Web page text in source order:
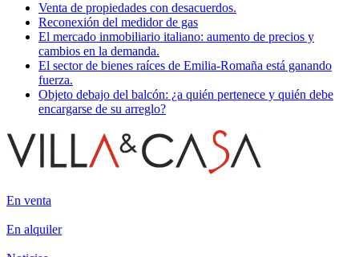
Venta de propiedades con desacuerdos.
Reconexión del medidor de gas
El mercado inmobiliario italiano: aumento de precios y
cambios en la demanda.
El sector de bienes raíces de Emilia-Romaña está ganando
fuerza.
Objeto debajo del balcón: ¿a quién pertenece y quién debe
encargarse de su arreglo?
En venta
En alquiler